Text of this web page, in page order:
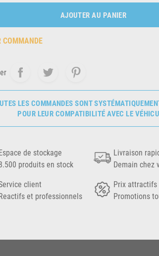
AJOUTER AU PANIER
COMMANDE
LES COMMANDES SONT
POUR LEUR COMPATIBILITÉ AVEC LE
de stockage
produits en stock
Livraison
Demain chez
client
et professionnels
Prix attractifs
Promotions